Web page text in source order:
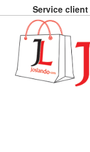
Service client